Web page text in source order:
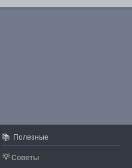
📚 Полезные
💡 Советы